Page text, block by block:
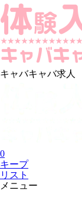
キャバキャバ求人
0
キープ
リスト
メニュー